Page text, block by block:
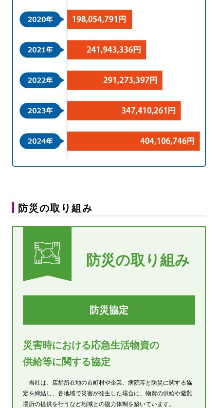
防災の取り組み
防災の取り組み
防災協定
災害時における応急生活物資の
供給等に関する協定
当社は、店舗所在地の市町村や企業、病院等と防災に関する協
定を締結し、各地域で災害が発生した場合に、物資の供給や避難
場所の提供を行うなど地域との協力体制を築いています。